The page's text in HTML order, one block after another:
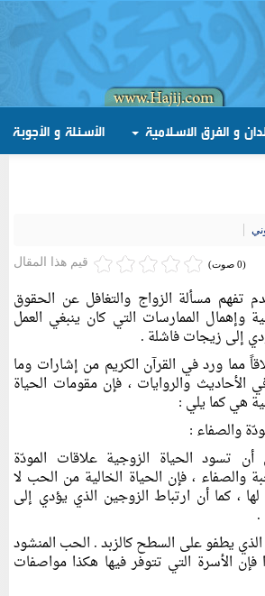
و الفرق الاسلامية الأسئلة و الأجوبة
قيم هذا المقال (0 صوت)
تفهم مسألة الزواج والتغافل عن الحقوق
وإهمال الممارسات التي كان ينبغي العمل
إلى زيجات فاشلة .
مما ورد في القرآن الكريم من إشارات وما
الأحاديث والروايات ، فإن مقومات الحياة
هي كما يلي :
أن تسود الحياة الزوجية علاقات المودّة
والصفاء ، فإن الحياة الخالية من الحب لا
، كما أن ارتباط الزوجين الذي يؤدي إلى
.
يطفو على السطح كالزبد . الحب المنشود
الأسرة التي تتوفر فيها هكذا مواصفات